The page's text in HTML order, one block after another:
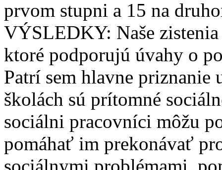
prvom stupni a 15 na
VÝSLEDKY: Naše
ktoré podporujú úvahy o
Patrí sem hlavne priznanie
školách sú prítomné
sociálni pracovníci môžu
pomáhať im prekonávať